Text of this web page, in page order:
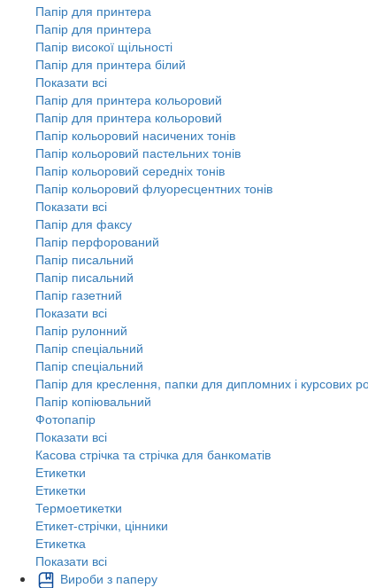
Папір для принтера
Папір для принтера
Папір високої щільності
Папір для принтера білий
Показати всі
Папір для принтера кольоровий
Папір для принтера кольоровий
Папір кольоровий насичених тонів
Папір кольоровий пастельних тонів
Папір кольоровий середніх тонів
Папір кольоровий флуоресцентних тонів
Показати всі
Папір для факсу
Папір перфорований
Папір писальний
Папір писальний
Папір газетний
Показати всі
Папір рулонний
Папір спеціальний
Папір спеціальний
Папір для креслення, папки для дипломних і курсових
Папір копіювальний
Фотопапір
Показати всі
Касова стрічка та стрічка для банкоматів
Етикетки
Етикетки
Термоетикетки
Етикет-стрічки, цінники
Етикетка
Показати всі
Вироби з паперу